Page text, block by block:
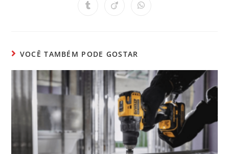
VOCÊ TAMBÉM PODE GOSTAR